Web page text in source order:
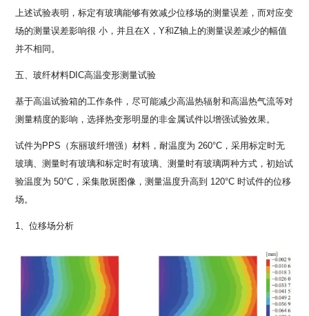
上述试验表明，标定有玻璃能够有效减少位移场的测量误差，而对应变
场的测量误差影响很 小，并且在X，Y和Z轴上的测量误差减少的幅值
并不相同。
五、玻纤材料DIC高温变形测量试验
基于高温试验箱的工作条件，尽可能减少高温热辐射和高温热气流等对
测量精度的影响，选择热变形明显的非金属试件以增强试验效果。
试件为PPS（东丽玻纤增强）材料，耐温度为 260°C，采用标定时无
玻璃、测量时有玻璃和标定时有玻璃、测量时有玻璃两种方式，初始试
验温度为 50°C，采集散斑图像，测量温度升高到 120°C 时试件的位移
场。
1、位移场分析